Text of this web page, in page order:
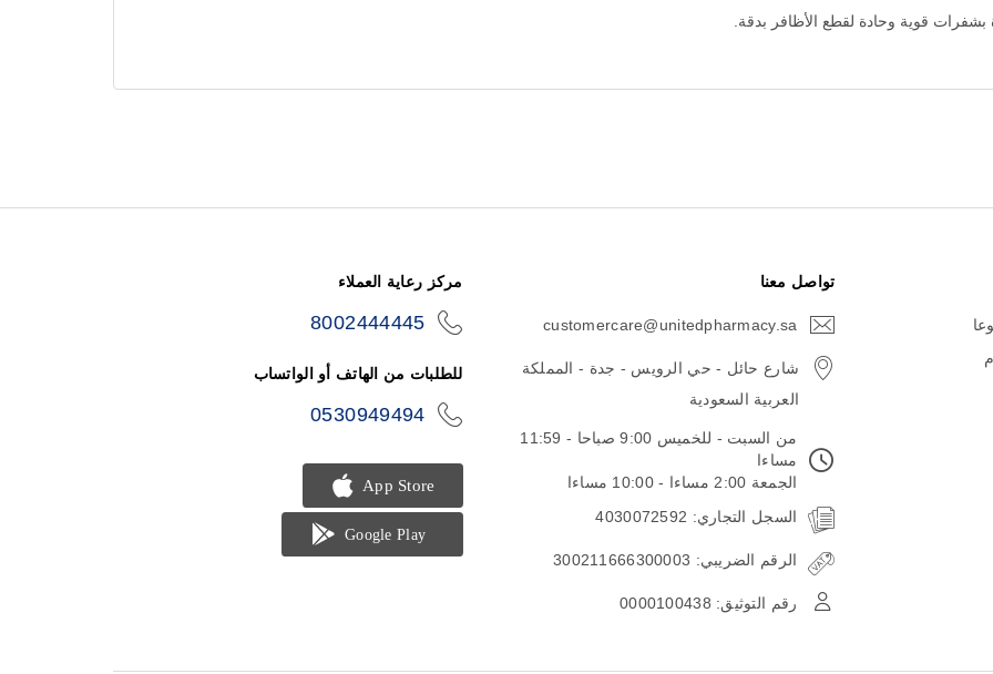
بشفرات قوية وحادة لقطع الأظافر بدقة.
تواصل معنا
customercare@unitedpharmacy.sa
شارع حائل - حي الرويس - جدة - المملكة
العربية السعودية
من السبت - للخميس 9:00 صباحا - 11:59
مساءا
الجمعة 2:00 مساءا - 10:00 مساءا
السجل التجاري: 4030072592
الرقم الضريبي: 300211666300003
رقم التوثيق: 0000100438
مركز رعاية العملاء
8002444445
للطلبات من الهاتف أو الواتساب
0530949494